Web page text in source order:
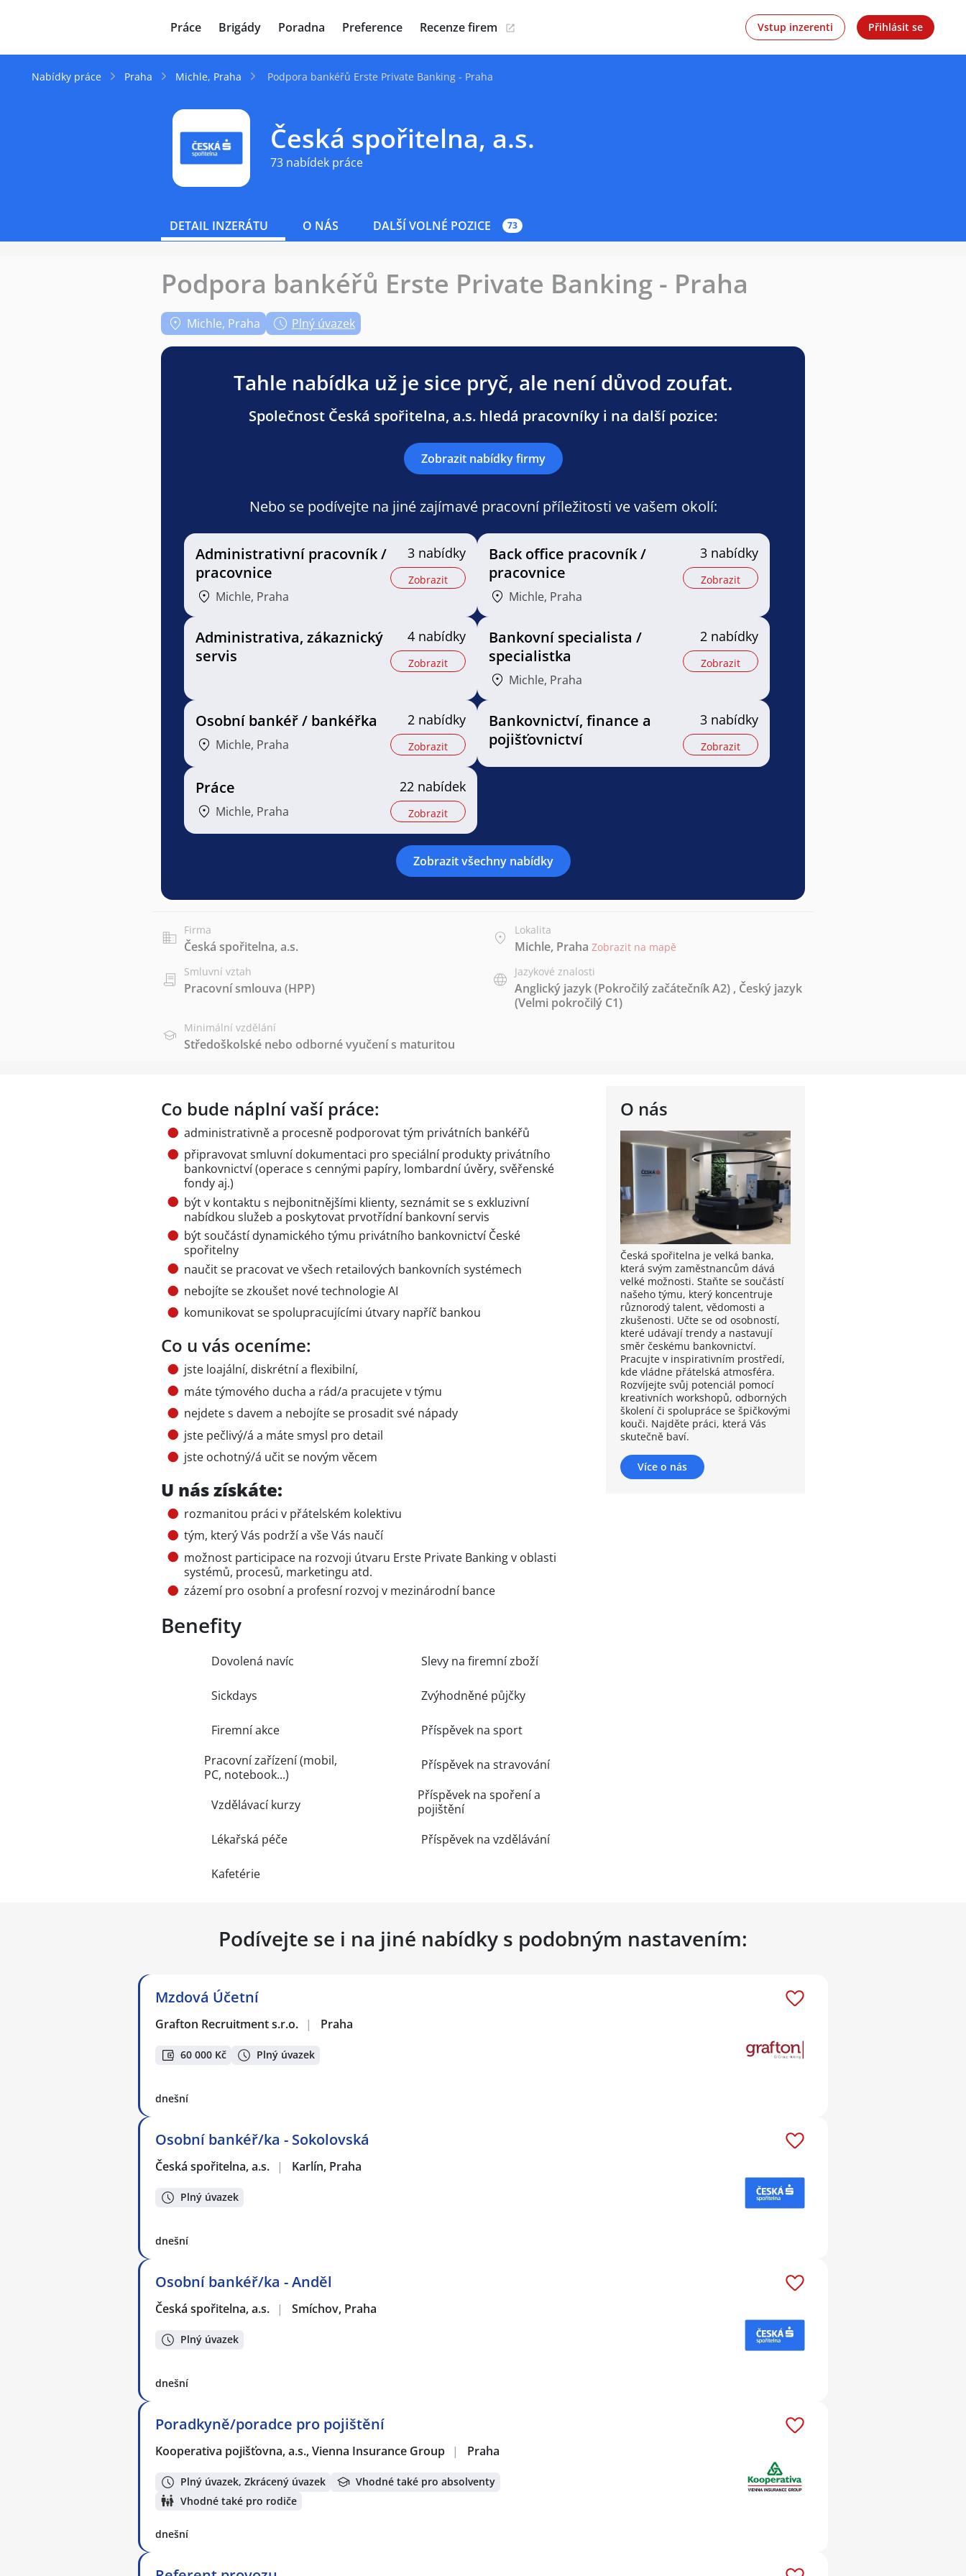
Práce Brigády Poradna Preference Recenze firem Vstup inzerenti Přihlásit se
Nabídky práce Praha Michle, Praha Podpora bankéřů Erste Private Banking - Praha
Česká spořitelna, a.s.
73 nabídek práce
DETAIL INZERÁTU O NÁS DALŠÍ VOLNÉ POZICE 73
Podpora bankéřů Erste Private Banking - Praha
Michle, Praha Plný úvazek
Tahle nabídka už je sice pryč, ale není důvod zoufat.
Společnost Česká spořitelna, a.s. hledá pracovníky i na další pozice:
Zobrazit nabídky firmy
Nebo se podívejte na jiné zajímavé pracovní příležitosti ve vašem okolí:
Administrativní pracovník /
pracovnice
Michle, Praha
3 nabídky
Zobrazit
Back office pracovník /
pracovnice
Michle, Praha
3 nabídky
Zobrazit
Administrativa, zákaznický
servis
4 nabídky
Zobrazit
Bankovní specialista /
specialistka
Michle, Praha
2 nabídky
Zobrazit
Osobní bankéř / bankéřka
Michle, Praha
2 nabídky
Zobrazit
Bankovnictví, finance a
pojišťovnictví
3 nabídky
Zobrazit
Práce
Michle, Praha
22 nabídek
Zobrazit
Zobrazit všechny nabídky
Firma
Česká spořitelna, a.s.
Lokalita
Michle, Praha Zobrazit na mapě
Smluvní vztah
Pracovní smlouva (HPP)
Jazykové znalosti
Anglický jazyk(Pokročilý začátečník A2) , Český jazyk
(Velmi pokročilý C1)
Minimální vzdělání
Středoškolské nebo odborné vyučení s maturitou
O nás
Česká spořitelna je velká banka,
která svým zaměstnancům dává
velké možnosti. Staňte se součástí
našeho týmu, který koncentruje
různorodý talent, vědomosti a
zkušenosti. Učte se od osobností,
které udávají trendy a nastavují
směr českému bankovnictví.
Pracujte v inspirativním prostředí,
kde vládne přátelská atmosféra.
Rozvíjejte svůj potenciál pomocí
kreativních workshopů, odborných
školení či spolupráce se špičkovými
kouči. Najděte práci, která Vás
skutečně baví.
Více o nás
Co bude náplní vaší práce:
administrativně a procesně podporovat tým privátních bankéřů
připravovat smluvní dokumentaci pro speciální produkty privátního
bankovnictví (operace s cennými papíry, lombardní úvěry, svěřenské
fondy aj.)
být v kontaktu s nejbonitnějšími klienty, seznámit se s exkluzivní
nabídkou služeb a poskytovat prvotřídní bankovní servis
být součástí dynamického týmu privátního bankovnictví České
spořitelny
naučit se pracovat ve všech retailových bankovních systémech
nebojíte se zkoušet nové technologie AI
komunikovat se spolupracujícími útvary napříč bankou
Co u vás oceníme:
jste loajální, diskrétní a flexibilní,
máte týmového ducha a rád/a pracujete v týmu
nejdete s davem a nebojíte se prosadit své nápady
jste pečlivý/á a máte smysl pro detail
jste ochotný/á učit se novým věcem
U nás získáte:
rozmanitou práci v přátelském kolektivu
tým, který Vás podrží a vše Vás naučí
možnost participace na rozvoji útvaru Erste Private Banking v oblasti
systémů, procesů, marketingu atd.
zázemí pro osobní a profesní rozvoj v mezinárodní bance
Benefity
Dovolená navíc
Sickdays
Firemní akce
Pracovní zařízení (mobil,
PC, notebook...)
Vzdělávací kurzy
Lékařská péče
Kafetérie
Slevy na firemní zboží
Zvýhodněné půjčky
Příspěvek na sport
Příspěvek na stravování
Příspěvek na spoření a
pojištění
Příspěvek na vzdělávání
Podívejte se i na jiné nabídky s podobným nastavením:
Mzdová Účetní
Grafton Recruitment s.r.o. | Praha
60 000 Kč Plný úvazek
dnešní
Osobní bankéř/ka - Sokolovská
Česká spořitelna, a.s. | Karlín, Praha
Plný úvazek
dnešní
Osobní bankéř/ka - Anděl
Česká spořitelna, a.s. | Smíchov, Praha
Plný úvazek
dnešní
Poradkyně/poradce pro pojištění
Kooperativa pojišťovna, a.s., Vienna Insurance Group | Praha
Plný úvazek, Zkrácený úvazek
Vhodné také pro absolventy
Vhodné také pro rodiče
dnešní